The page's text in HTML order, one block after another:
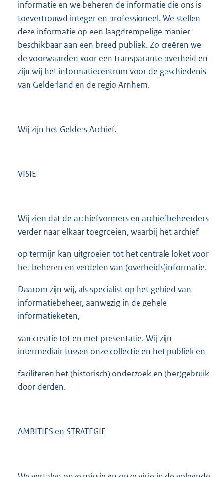
informatie en we beheren de informatie die ons is
toevertrouwd integer en professioneel. We stellen
deze informatie op een laagdrempelige manier
beschikbaar aan een breed publiek. Zo creëren we
de voorwaarden voor een transparante overheid en
zijn wij het informatiecentrum voor de geschiedenis
van Gelderland en de regio Arnhem.
Wij zijn het Gelders Archief.
VISIE
Wij zien dat de archiefvormers en archiefbeheerders
verder naar elkaar toegroeien, waarbij het archief
op termijn kan uitgroeien tot het centrale loket voor
het beheren en verdelen van (overheids)informatie.
Daarom zijn wij, als specialist op het gebied van
informatiebeheer, aanwezig in de gehele
informatieketen,
van creatie tot en met presentatie. Wij zijn
intermediair tussen onze collectie en het publiek en
faciliteren het (historisch) onderzoek en (her)gebruik
door derden.
AMBITIES en STRATEGIE